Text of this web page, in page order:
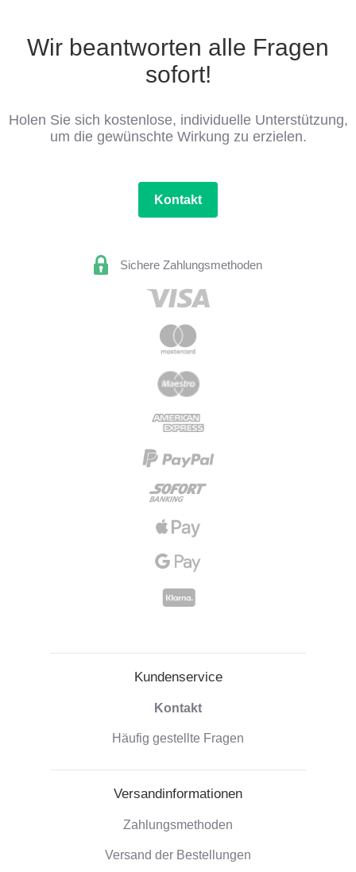
Wir beantworten alle Fragen
sofort!
Holen Sie sich kostenlose, individuelle Unterstützung,
um die gewünschte Wirkung zu erzielen.
Kontakt
Sichere Zahlungsmethoden
Kundenservice
Kontakt
Häufig gestellte Fragen
Versandinformationen
Zahlungsmethoden
Versand der Bestellungen